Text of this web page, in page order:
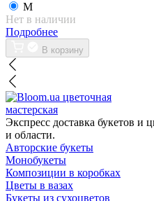
M
Нет в наличии
Подробнее
В корзину
цветочная
мастерская
Экспресс доставка букетов
и области.
Авторские букеты
Монобукеты
Композиции в коробках
Цветы в вазах
Букеты из сухоцветов